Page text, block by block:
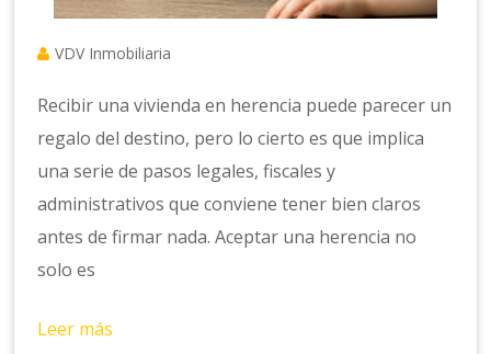
VDV Inmobiliaria
Recibir una vivienda en herencia puede parecer un
regalo del destino, pero lo cierto es que implica
una serie de pasos legales, fiscales y
administrativos que conviene tener bien claros
antes de firmar nada. Aceptar una herencia no
solo es
Leer más